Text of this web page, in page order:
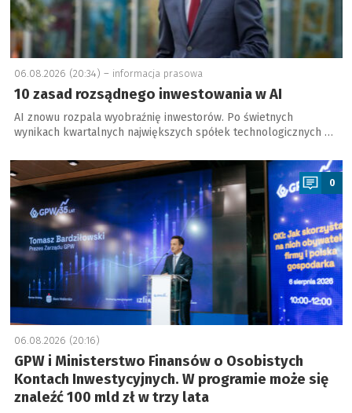
06.08.2026 (20:34) – informacja prasowa
10 zasad rozsądnego inwestowania w AI
AI znowu rozpala wyobraźnię inwestorów. Po świetnych
wynikach kwartalnych największych spółek technologicznych …
a
0
06.08.2026 (20:16)
GPW i Ministerstwo Finansów o Osobistych
Kontach Inwestycyjnych. W programie może się
znaleźć 100 mld zł w trzy lata